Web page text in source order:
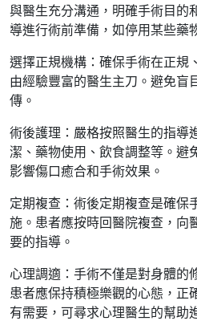
與醫生充分溝通，明確手術目的
導進行術前準備，如停用某些藥
選擇正規機構：確保手術在正規
由經驗豐富的醫生主刀。避免盲
傳。
術後護理：嚴格按照醫生的指導
潔、藥物使用、飲食調整等。避
影響傷口癒合和手術效果。
定期複查：術後定期複查是確保
施。患者應按時回醫院複查，向
要的指導。
心理調適：手術不僅是對身體的
患者應保持積極樂觀的心態，正
有需要，可尋求心理醫生的幫助